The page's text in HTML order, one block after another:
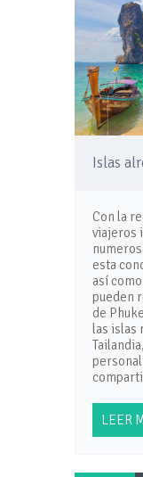
Islas
Con la
viajeros
esta
así
pueden
de
las islas
LEER